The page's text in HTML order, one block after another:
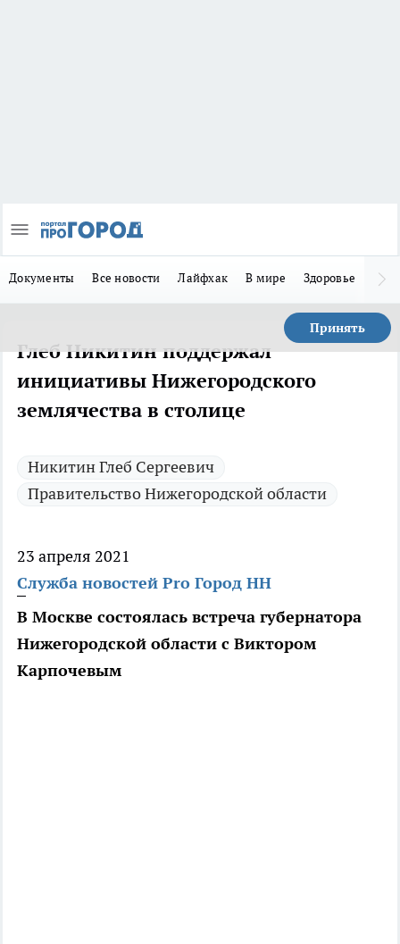
Документы Все новости Лайфхак В мире Здоровье
Принять
Глеб Никитин поддержал
инициативы Нижегородского
землячества в столице
Никитин Глеб Сергеевич
Правительство Нижегородской области
23 апреля 2021
Служба новостей Pro Город НН
В Москве состоялась встреча губернатора
Нижегородской области с Виктором
Карпочевым